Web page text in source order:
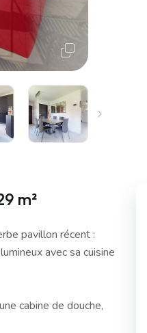
m²
pavillon récent :
avec sa cuisine
cabine de douche,